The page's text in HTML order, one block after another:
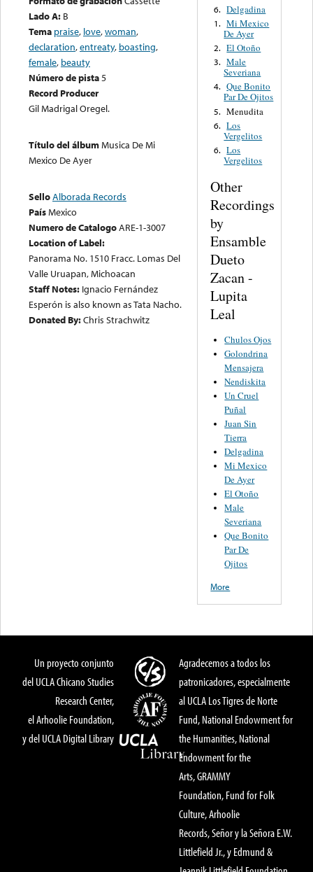
Lado A: B
Tema praise, love,woman,
declaration,entreaty, boasting,
female, beauty
Número de pista5
Record Producer
Gil Madrigal Oregel.
Título del álbumMusica De Mi
Mexico De Ayer
SelloAlborada Records
PaísMexico
Numero de CatalogoARE-1-3007
Location of Label:
Panorama No. 1510 Fracc. Lomas Del
Valle Uruapan, Michoacan
Staff Notes: Ignacio Fernández
Esperón is also known as Tata Nacho.
Donated By:Chris Strachwitz
6. Delgadina
1. Mi Mexico
De Ayer
2. El Otoño
3. Male
Severiana
4. Que Bonito
Par De Ojitos
5. Menudita
6. Los
Vergelitos
6. Los
Vergelitos
Other
Recordings
by
Ensamble
Dueto
Zacan -
Lupita
Leal
Chulos Ojos
Golondrina
Mensajera
Nendiskita
Un Cruel
Puñal
Juan Sin
Tierra
Delgadina
Mi Mexico
De Ayer
El Otoño
Male
Severiana
Que Bonito
Par De
Ojitos
More
Un proyecto conjunto
del UCLA Chicano Studies
Research Center,
el Arhoolie Foundation,
y del UCLA Digital Library
Agradecemos a todos los
patronicadores, especialmente
al UCLA Los Tigres de Norte
Fund, National Endowment for
the Humanities, National
Endowment for the
Arts, GRAMMY
Foundation, Fund for Folk
Culture, Arhoolie
Records, Señor y la Señora E.W.
Littlefield Jr., y Edmund &